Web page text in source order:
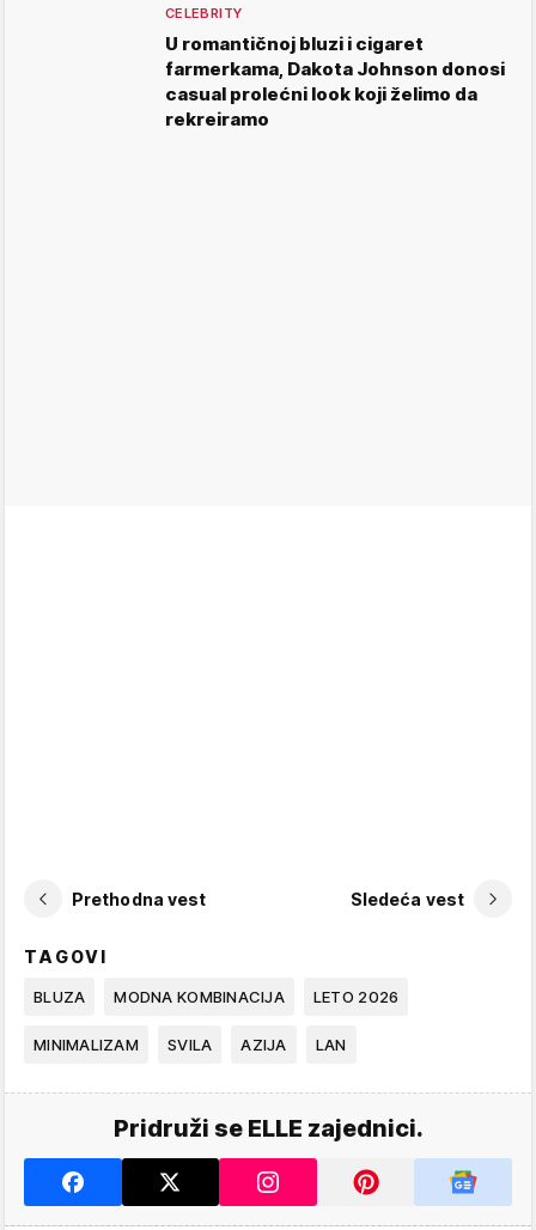
CELEBRITY
U romantičnoj bluzi i cigaret
farmerkama, Dakota Johnson donosi
casual prolećni look koji želimo da
rekreiramo
Prethodna vest Sledeća vest
TAGOVI
BLUZA MODNA KOMBINACIJA LETO 2026
MINIMALIZAM SVILA AZIJA LAN
Pridruži se ELLE zajednici.